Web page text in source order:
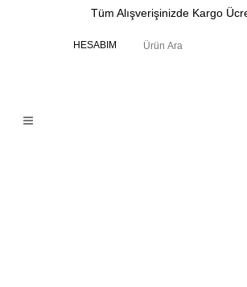
Tüm Alışverişinizde Kargo
HESABIM